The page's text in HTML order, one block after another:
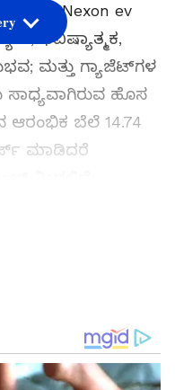
ಹೊಸ Nexon ev
, ಭವಿಷ್ಯಾತ್ಮಕ,
ಮತ್ತು ಗ್ಯಾಜೆಟ್‌ಗಳ
ಹೊಸ
ಆರಂಭಿಕ ಬೆಲೆ 14.74
ಮಾಡಿದರೆ